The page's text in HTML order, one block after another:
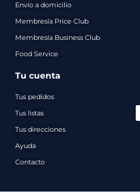
Envío a domicilio
Membresía Price Club
Membresía Business Club
Food Service
Tu cuenta
Tus pedidos
Tus listas
Tus direcciones
Ayuda
Contacto